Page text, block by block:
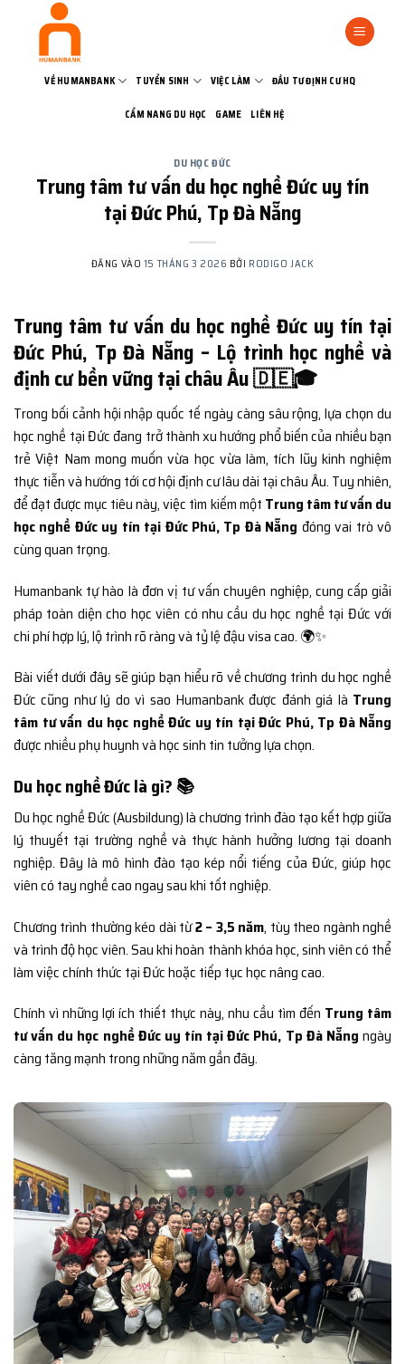
VỀ HUMANBANK TUYỂN SINH VIỆC LÀM ĐẦU TƯ ĐỊNH CƯ HQ
CẨM NANG DU HỌC GAME LIÊN HỆ
DU HỌC ĐỨC
Trung tâm tư vấn du học nghề Đức uy tín
tại Đức Phú, Tp Đà Nẵng
ĐĂNG VÀO 15 THÁNG 3 2026 BỞI RODIGO JACK
Trung tâm tư vấn du học nghề Đức uy tín tại
Đức Phú, Tp Đà Nẵng – Lộ trình học nghề và
định cư bền vững tại châu Âu 🇩🇪🎓
Trong bối cảnh hội nhập quốc tế ngày càng sâu rộng, lựa chọn du
học nghề tại Đức đang trở thành xu hướng phổ biến của nhiều bạn
trẻ Việt Nam mong muốn vừa học vừa làm, tích lũy kinh nghiệm
thực tiễn và hướng tới cơ hội định cư lâu dài tại châu Âu. Tuy nhiên,
để đạt được mục tiêu này, việc tìm kiếm một Trung tâm tư vấn du
học nghề Đức uy tín tại Đức Phú, Tp Đà Nẵng đóng vai trò vô
cùng quan trọng.
Humanbank tự hào là đơn vị tư vấn chuyên nghiệp, cung cấp giải
pháp toàn diện cho học viên có nhu cầu du học nghề tại Đức với
chi phí hợp lý, lộ trình rõ ràng và tỷ lệ đậu visa cao. 🌍✨
Bài viết dưới đây sẽ giúp bạn hiểu rõ về chương trình du học nghề
Đức cũng như lý do vì sao Humanbank được đánh giá là Trung
tâm tư vấn du học nghề Đức uy tín tại Đức Phú, Tp Đà Nẵng
được nhiều phụ huynh và học sinh tin tưởng lựa chọn.
Du học nghề Đức là gì? 📚
Du học nghề Đức (Ausbildung) là chương trình đào tạo kết hợp giữa
lý thuyết tại trường nghề và thực hành hưởng lương tại doanh
nghiệp. Đây là mô hình đào tạo kép nổi tiếng của Đức, giúp học
viên có tay nghề cao ngay sau khi tốt nghiệp.
Chương trình thường kéo dài từ2 – 3,5 năm, tùy theo ngành nghề
và trình độ học viên. Sau khi hoàn thành khóa học, sinh viên có thể
làm việc chính thức tại Đức hoặc tiếp tục học nâng cao.
Chính vì những lợi ích thiết thực này, nhu cầu tìm đến Trung tâm
tư vấn du học nghề Đức uy tín tại Đức Phú, Tp Đà Nẵng ngày
càng tăng mạnh trong những năm gần đây.